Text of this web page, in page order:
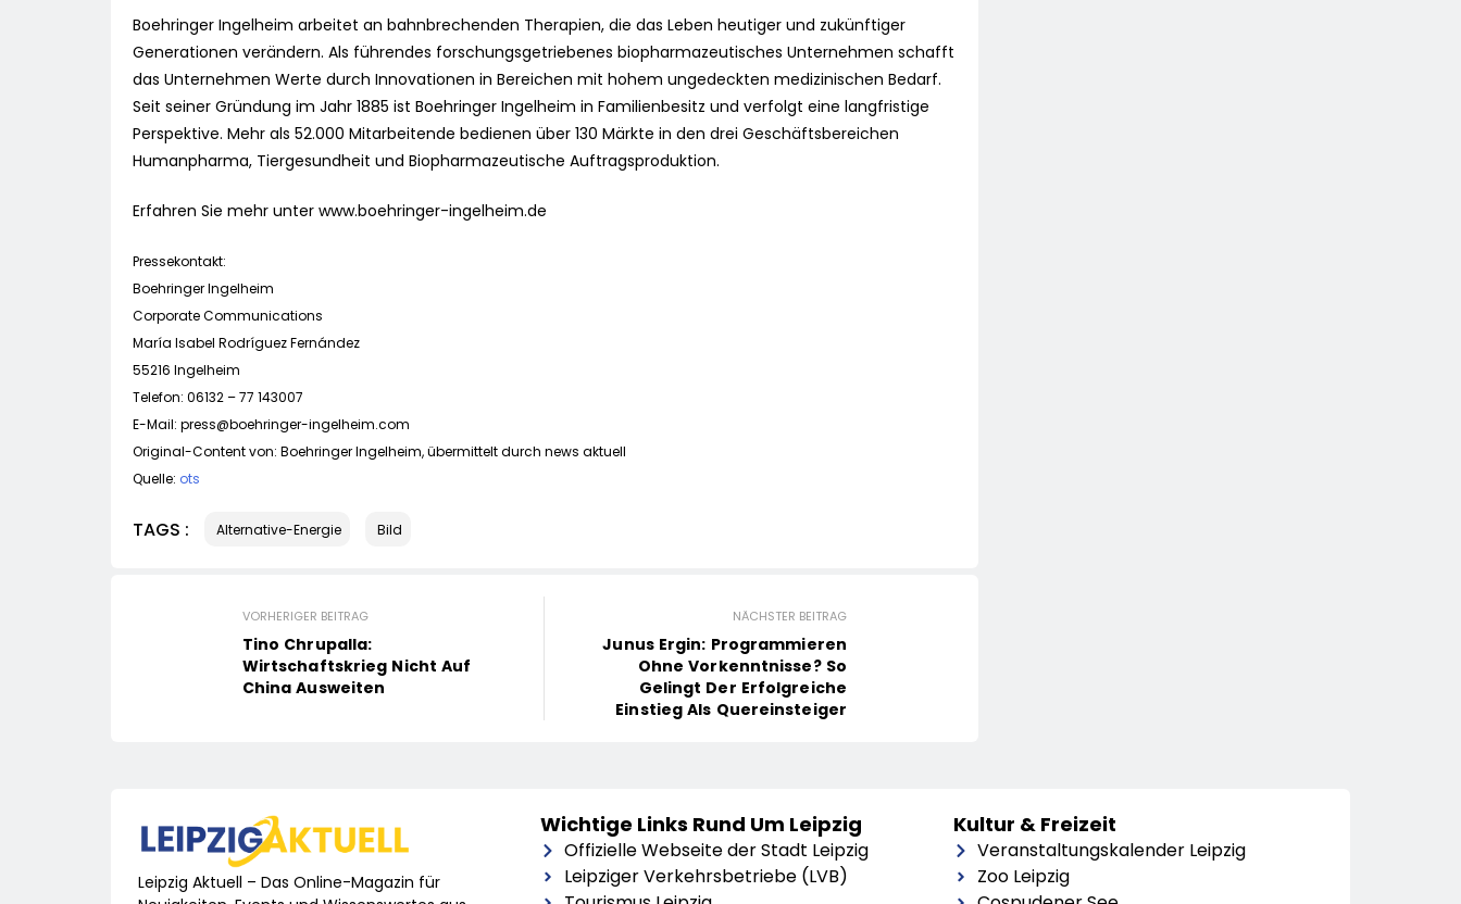
Boehringer Ingelheim arbeitet an bahnbrechenden Therapien, die das Leben heutiger und zukünftiger
Generationen verändern. Als führendes forschungsgetriebenes biopharmazeutisches Unternehmen schafft
das Unternehmen Werte durch Innovationen in Bereichen mit hohem ungedeckten medizinischen Bedarf.
Seit seiner Gründung im Jahr 1885 ist Boehringer Ingelheim in Familienbesitz und verfolgt eine langfristige
Perspektive. Mehr als 52.000 Mitarbeitende bedienen über 130 Märkte in den drei Geschäftsbereichen
Humanpharma, Tiergesundheit und Biopharmazeutische Auftragsproduktion.
Erfahren Sie mehr unter www.boehringer-ingelheim.de
Pressekontakt:
Boehringer Ingelheim
Corporate Communications
María Isabel Rodríguez Fernández
55216 Ingelheim
Telefon: 06132 – 77 143007
E-Mail: press@boehringer-ingelheim.com
Original-Content von: Boehringer Ingelheim, übermittelt durch news aktuell
Quelle: ots
TAGS : Alternative-Energie Bild
VORHERIGER BEITRAG
Tino Chrupalla:
Wirtschaftskrieg Nicht Auf
China Ausweiten
NÄCHSTER BEITRAG
Junus Ergin: Programmieren
Ohne Vorkenntnisse? So
Gelingt Der Erfolgreiche
Einstieg Als Quereinsteiger
Leipzig Aktuell – Das Online-Magazin für
Wichtige Links Rund Um Leipzig
Offizielle Webseite der Stadt Leipzig
Leipziger Verkehrsbetriebe (LVB)
Kultur & Freizeit
Veranstaltungskalender Leipzig
Zoo Leipzig